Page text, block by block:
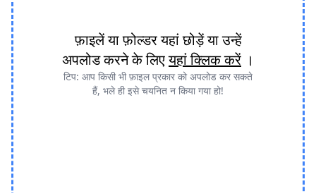
फ़ाइलें या फ़ोल्डर यहां छोड़ें या उन्हें
अपलोड करने के लिएयहां क्लिक करें ।
टिप: आप किसी भी फ़ाइल प्रकार को अपलोड कर सकते
हैं, भले ही इसे चयनित न किया गया हो!